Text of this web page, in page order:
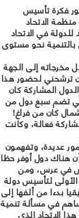
فكرة تأسيس
الاتحاد
في الاتحاد
نحو مستوى
مخرجاته إلى الجهة
ترشحني لحضور هذا
المشاركة كان
تضم سبع دول من
كان من فراغ!
فعالة، وكانت
عديدة، وتفهمون
هناك دول أوفر حظا
في عرس، ومن
لتأسيس دولة
بدءا من ألفها إلى
في مسألة تنمية
الاتحاد الذي